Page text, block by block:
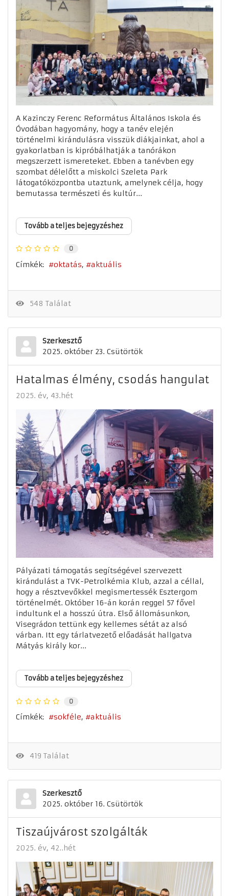
A Kazinczy Ferenc Református Általános Iskola és
Óvodában hagyomány, hogy a tanév elején
történelmi kirándulásra visszük diákjainkat, ahol a
gyakorlatban is kipróbálhatják a tanórákon
megszerzett ismereteket. Ebben a tanévben egy
szombat délelőtt a miskolci Szeleta Park
látogatóközpontba utaztunk, amelynek célja, hogy
bemutassa természeti és kultúr...
Tovább a teljes bejegyzéshez
0
Címkék: oktatás aktuális
548 Találat
Szerkesztő
2025. október 23. Csütörtök
Hatalmas élmény, csodás hangulat
2025. év 43.hét
Pályázati támogatás segítségével szervezett
kirándulást a TVK-Petrolkémia Klub, azzal a céllal,
hogy a résztvevőkkel megismertessék Esztergom
történelmét. Október 16-án korán reggel 57 fővel
indultunk el a hosszú útra. Első állomásunkon,
Visegrádon tettünk egy kellemes sétát az alsó
várban. Itt egy tárlatvezető előadását hallgatva
Mátyás király kor...
Tovább a teljes bejegyzéshez
0
Címkék: sokféle aktuális
419 Találat
Szerkesztő
2025. október 16. Csütörtök
Tiszaújvárost szolgálták
2025. év 42..hét